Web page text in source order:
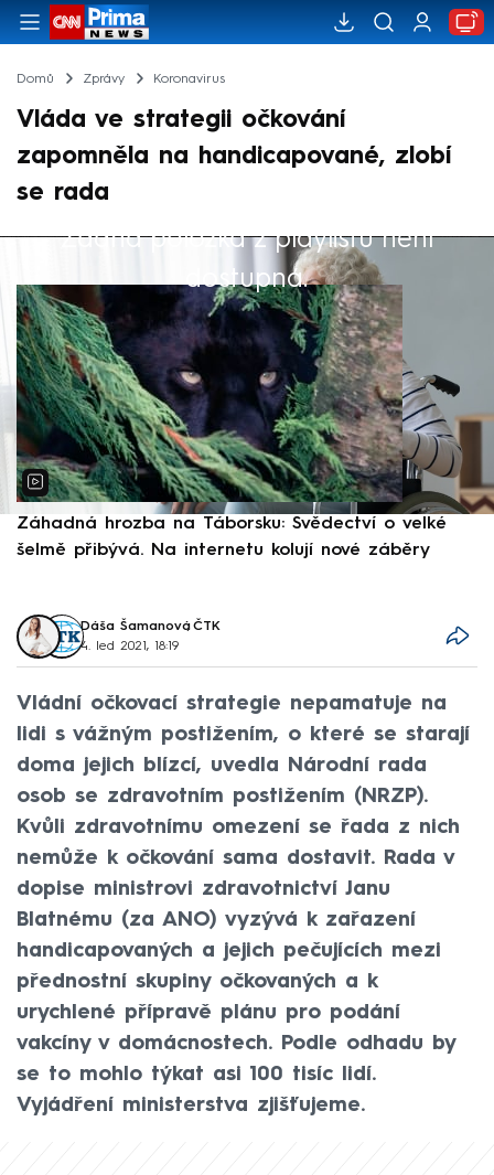
Domů Zprávy Koronavirus
Vláda ve strategii očkování
zapomněla na handicapované, zlobí
se rada
Žádná položka z playlistu není
dostupná.
Výběr redakce
Záhadná hrozba na Táborsku: Svědectví o velké
šelmě přibývá. Na internetu kolují nové záběry
Dáša Šamanová, ČTK
4. led 2021, 18:19
Vládní očkovací strategie nepamatuje na
lidi s vážným postižením, o které se starají
doma jejich blízcí, uvedla Národní rada
osob se zdravotním postižením (NRZP).
Kvůli zdravotnímu omezení se řada z nich
nemůže k očkování sama dostavit. Rada v
dopise ministrovi zdravotnictví Janu
Blatnému (za ANO) vyzývá k zařazení
handicapovaných a jejich pečujících mezi
přednostní skupiny očkovaných a k
urychlené přípravě plánu pro podání
vakcíny v domácnostech. Podle odhadu by
se to mohlo týkat asi 100 tisíc lidí.
Vyjádření ministerstva zjišťujeme.